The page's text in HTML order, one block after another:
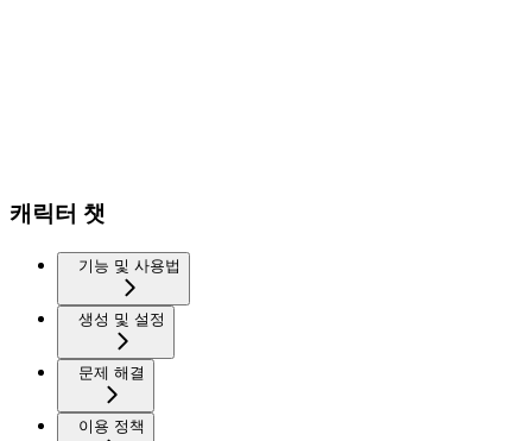
캐릭터 챗
기능 및 사용법
생성 및 설정
문제 해결
이용 정책